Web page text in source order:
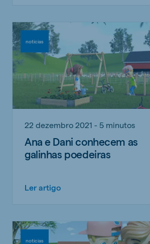
noticias
22 dezembro 2021 - 5 minutos
Ana e Dani conhecem as
galinhas poedeiras
Ler artigo
noticias